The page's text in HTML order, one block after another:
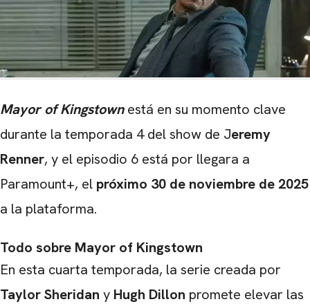
Mayor of Kingstownestá en su momento clave
durante la temporada 4 del show de Jeremy
Renner, y el episodio 6 está por llegara a
Paramount+, el próximo 30 de noviembre de 2025
a la plataforma.
Todo sobre Mayor of Kingstown
En esta cuarta temporada, la serie creada por
Taylor Sheridan y Hugh Dillon promete elevar las